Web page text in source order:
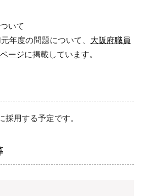
いて
年度の問題について、 大阪府職員
ージに掲載しています。
採用する予定です。